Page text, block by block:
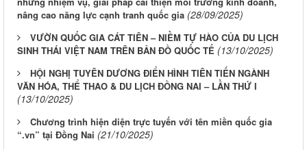
nâng cao năng lực cạnh tranh quốc gia (28/09/2025)
VƯỜN QUỐC GIA CÁT TIÊN – NIỀM TỰ HÀO CỦA DU LỊCH
SINH THÁI VIỆT NAM TRÊN BẢN ĐỒ QUỐC TẾ (13/10/2025)
HỘI NGHỊ TUYÊN DƯƠNG ĐIỂN HÌNH TIÊN TIẾN NGÀNH
VĂN HÓA, THỂ THAO & DU LỊCH ĐỒNG NAI – LẦN THỨ I
(13/10/2025)
Chương trình hiện diện trực tuyến với tên miền quốc gia
“.vn” tại Đồng Nai (21/10/2025)